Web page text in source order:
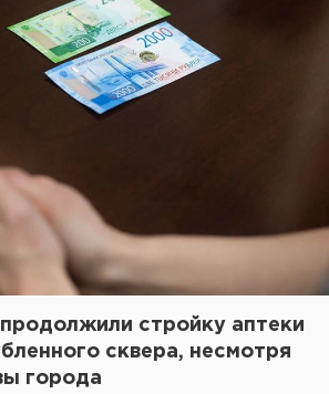
стройку аптеки
сквера, несмотря
города